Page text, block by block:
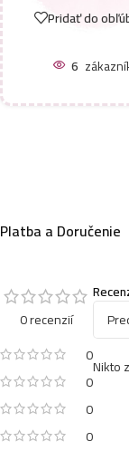
Pridať do
6
Platba a Doručenie
0 recenzií
0
0
0
0
Nikto